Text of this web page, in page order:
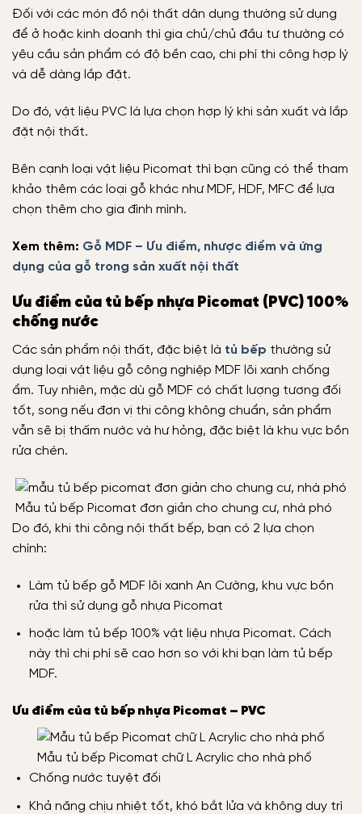
Đối với các món đồ nội thất dân dụng thường sử dụng
để ở hoặc kinh doanh thì gia chủ/chủ đầu tư thường có
yêu cầu sản phẩm có độ bền cao, chi phí thi công hợp lý
và dễ dàng lắp đặt.
Do đó, vật liệu PVC là lựa chọn hợp lý khi sản xuất và lắp
đặt nội thất.
Bên cạnh loại vật liệu Picomat thì bạn cũng có thể tham
khảo thêm các loại gỗ khác như MDF, HDF, MFC để lựa
chọn thêm cho gia đình mình.
Xem thêm: Gỗ MDF – Ưu điểm, nhược điểm và ứng
dụng của gỗ trong sản xuất nội thất
Ưu điểm của tủ bếp nhựa Picomat (PVC) 100%
chống nước
Các sản phẩm nội thất, đặc biệt là tủ bếp thường sử
dụng loại vật liệu gỗ công nghiệp MDF lõi xanh chống
ẩm. Tuy nhiên, mặc dù gỗ MDF có chất lượng tương đối
tốt, song nếu đơn vị thi công không chuẩn, sản phẩm
vẫn sẽ bị thấm nước và hư hỏng, đặc biệt là khu vực bồn
rửa chén.
Mẫu tủ bếp Picomat đơn giản cho chung cư, nhà phó
Do đó, khi thi công nội thất bếp, bạn có 2 lựa chọn
chính:
Làm tủ bếp gỗ MDF lõi xanh An Cường, khu vực bồn
rửa thì sử dụng gỗ nhựa Picomat
hoặc làm tủ bếp 100% vật liệu nhựa Picomat. Cách
này thì chi phí sẽ cao hơn so với khi bạn làm tủ bếp
MDF.
Ưu điểm của tủ bếp nhựa Picomat – PVC
Mẫu tủ bếp Picomat chữ L Acrylic cho nhà phố
Chống nước tuyệt đối
Khả năng chịu nhiệt tốt, khó bắt lửa và không duy trì